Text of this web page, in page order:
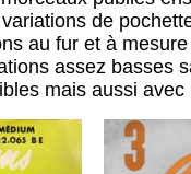
de
au fur et à
assez basses
mais aussi